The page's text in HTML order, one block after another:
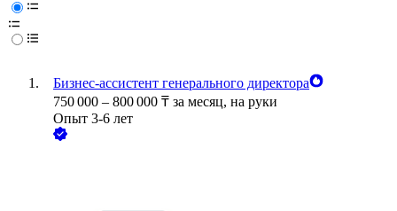
Бизнес-ассистент генерального директора
750 000 – 800 000 ₸ за месяц, на руки
Опыт 3-6 лет